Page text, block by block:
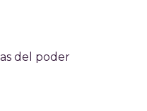
del poder